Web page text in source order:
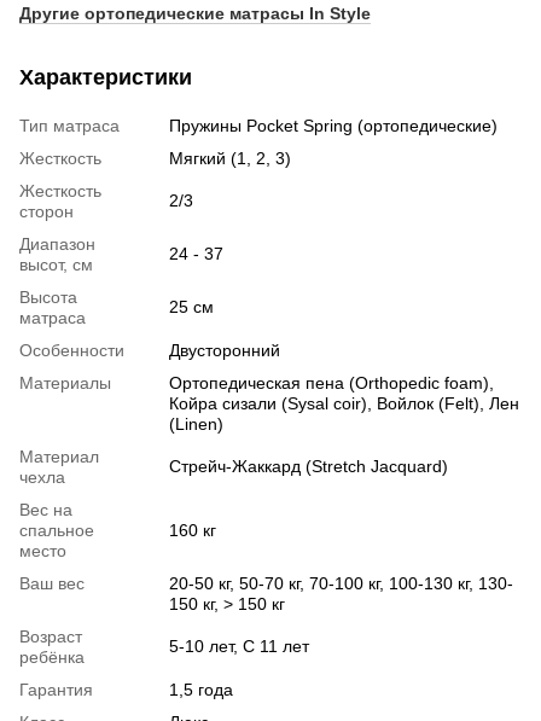
Другие ортопедические матрасы In Style
Характеристики
Тип матраса
Пружины Pocket Spring (ортопедические)
Жесткость
Мягкий (1, 2, 3)
Жесткость
сторон
2/3
Диапазон
высот, см
24 - 37
Высота
матраса
25 см
Особенности
Двусторонний
Материалы
Ортопедическая пена (Orthopedic foam),
Койра сизали (Sysal coir), Войлок (Felt), Лен
(Linen)
Материал
чехла
Стрейч-Жаккард (Stretch Jacquard)
Вес на
спальное
место
160 кг
Ваш вес
20-50 кг, 50-70 кг, 70-100 кг, 100-130 кг, 130-
150 кг, > 150 кг
Возраст
ребёнка
5-10 лет, С 11 лет
Гарантия
1,5 года